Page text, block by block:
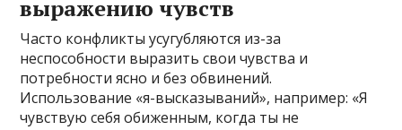
выражению чувств
Часто конфликты усугубляются из-за
неспособности выразить свои чувства и
потребности ясно и без обвинений.
Использование «я-высказываний», например: «Я
чувствую себя обиженным, когда ты не